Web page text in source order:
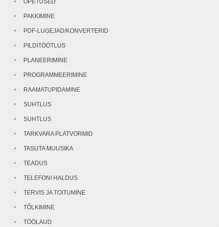
ÕPETUSED
PAKKIMINE
PDF-LUGEJAD/KONVERTERID
PILDITÖÖTLUS
PLANEERIMINE
PROGRAMMEERIMINE
RAAMATUPIDAMINE
SUHTLUS
SUHTLUS
TARKVARA PLATVORMID
TASUTA MUUSIKA
TEADUS
TELEFONI HALDUS
TERVIS JA TOITUMINE
TÕLKIMINE
TÖÖLAUD